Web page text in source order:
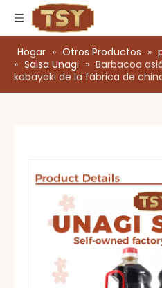
Hogar » Otros Productos »
» Salsa Unagi » Barbacoa
kabayaki de la fábrica de